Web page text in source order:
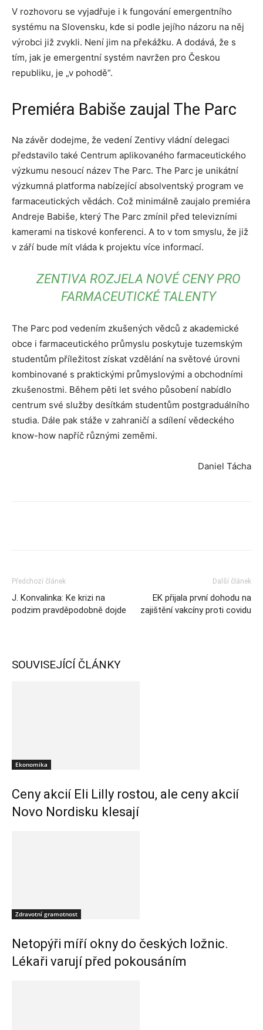
V rozhovoru se vyjadřuje i k fungování emergentního
systému na Slovensku, kde si podle jejího názoru na něj
výrobci již zvykli. Není jim na překážku. A dodává, že s
tím, jak je emergentní systém navržen pro Českou
republiku, je „v pohodě“.
Premiéra Babiše zaujal The Parc
Na závěr dodejme, že vedení Zentivy vládní delegaci
představilo také Centrum aplikovaného farmaceutického
výzkumu nesoucí název The Parc. The Parc je unikátní
výzkumná platforma nabízející absolventský program ve
farmaceutických vědách. Což minimálně zaujalo premiéra
Andreje Babiše, který The Parc zmínil před televizními
kamerami na tiskové konferenci. A to v tom smyslu, že již
v září bude mít vláda k projektu více informací.
ZENTIVA ROZJELA NOVÉ CENY PRO
FARMACEUTICKÉ TALENTY
The Parc pod vedením zkušených vědců z akademické
obce i farmaceutického průmyslu poskytuje tuzemským
studentům příležitost získat vzdělání na světové úrovni
kombinované s praktickými průmyslovými a obchodními
zkušenostmi. Během pěti let svého působení nabídlo
centrum své služby desítkám studentům postgraduálního
studia. Dále pak stáže v zahraničí a sdílení vědeckého
know-how napříč různými zeměmi.
Daniel Tácha
Předchozí článek
J. Konvalinka: Ke krizi na
podzim pravděpodobně dojde
Další článek
EK přijala první dohodu na
zajištění vakcíny proti covidu
SOUVISEJÍCÍ ČLÁNKY
Ekonomika
Ceny akcií Eli Lilly rostou, ale ceny akcií
Novo Nordisku klesají
Zdravotní gramotnost
Netopýři míří okny do českých ložnic.
Lékaři varují před pokousáním